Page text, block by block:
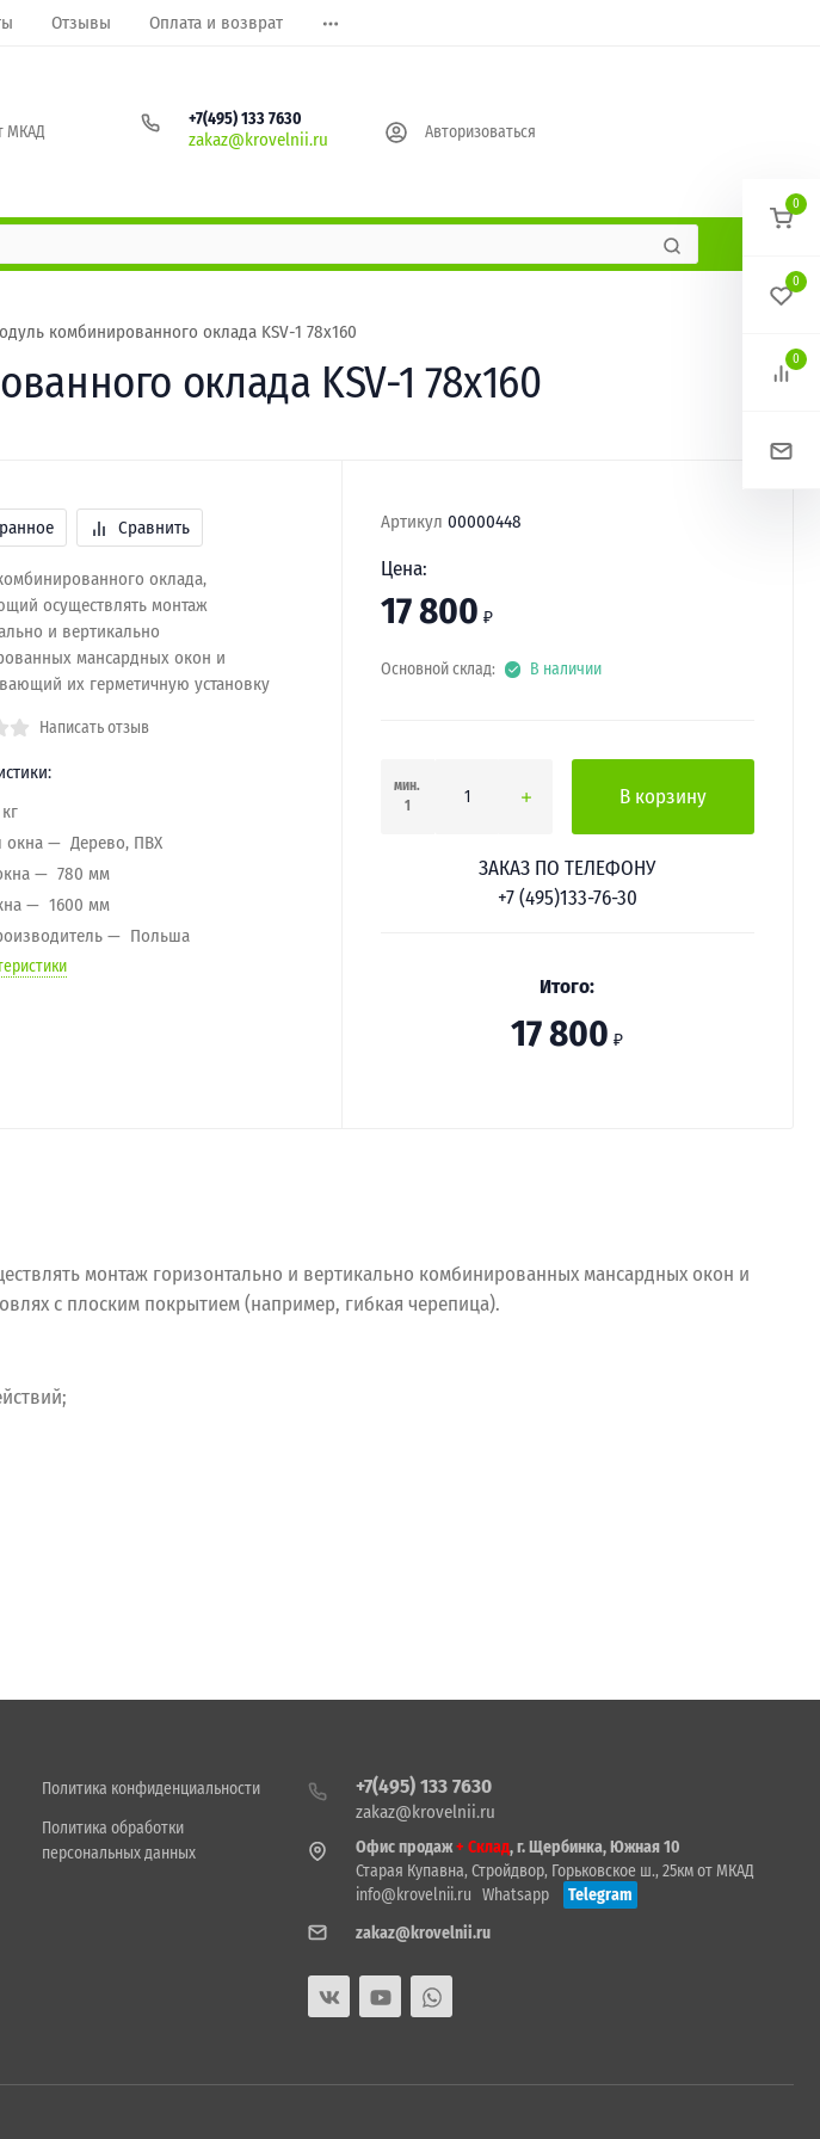
Отзывы Оплата и возврат
МКАД
+7(495) 133 7630
zakaz@krovelnii.ru Авторизоваться
комбинированного оклада KSV-1 78х160
оклада KSV-1 78х160
Сравнить
оклада,
осуществлять монтаж
и вертикально
мансардных окон и
их герметичную установку
Написать отзыв
окна
Дерево, ПВХ
780 мм
1600 мм
Польша
Артикул 00000448
Цена:
17 800 ₽
Основной склад: В наличии
мин.
1
В корзину
ЗАКАЗ ПО ТЕЛЕФОНУ
+7 (495)133-76-30
Итого:
17 800 ₽
монтаж горизонтально и вертикально комбинированных мансардных окон и
с плоским покрытием (например, гибкая черепица).
Политика конфиденциальности
Политика обработки
персональных данных
+7(495) 133 7630
zakaz@krovelnii.ru
Офис продаж+ Склад, г. Щербинка, Южная 10
Старая Купавна, Стройдвор, Горьковское ш., 25км от МКАД
info@krovelnii.ru
Whatsapp
Telegram
zakaz@krovelnii.ru
0
0
0